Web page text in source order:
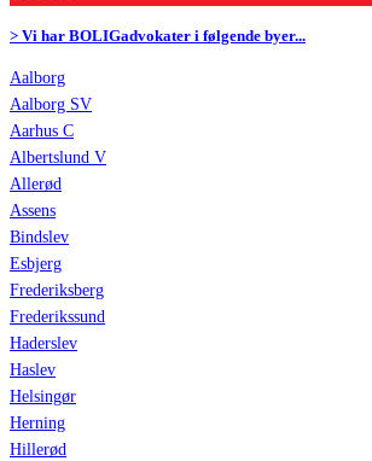
> Vi har BOLIGadvokater i følgende byer...
Aalborg
Aalborg SV
Aarhus C
Albertslund V
Allerød
Assens
Bindslev
Esbjerg
Frederiksberg
Frederikssund
Haderslev
Haslev
Helsingør
Herning
Hillerød